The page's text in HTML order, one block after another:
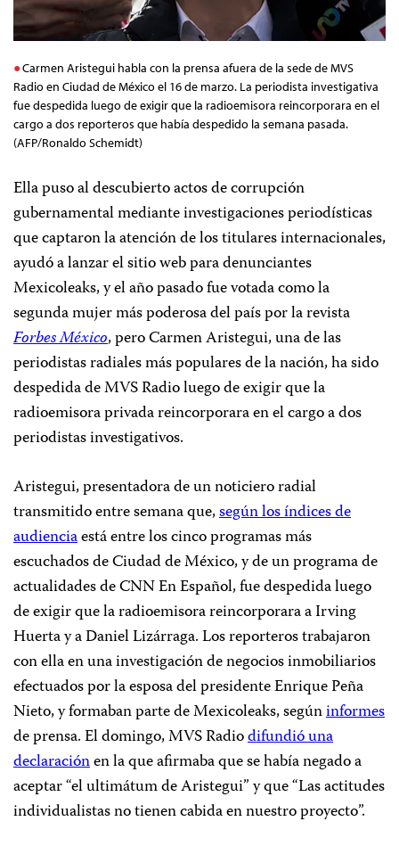
Carmen Aristegui habla con la prensa afuera de la sede de MVS
Radio en Ciudad de México el 16 de marzo. La periodista investigativa
fue despedida luego de exigir que la radioemisora reincorporara en el
cargo a dos reporteros que había despedido la semana pasada.
(AFP/Ronaldo Schemidt)
Ella puso al descubierto actos de corrupción
gubernamental mediante investigaciones periodísticas
que captaron la atención de los titulares internacionales,
ayudó a lanzar el sitio web para denunciantes
Mexicoleaks, y el año pasado fue votada como la
segunda mujer más poderosa del país por la revista
Forbes México, pero Carmen Aristegui, una de las
periodistas radiales más populares de la nación, ha sido
despedida de MVS Radio luego de exigir que la
radioemisora privada reincorporara en el cargo a dos
periodistas investigativos.
Aristegui, presentadora de un noticiero radial
transmitido entre semana que,según los índices de
audienciaestá entre los cinco programas más
escuchados de Ciudad de México, y de un programa de
actualidades de CNN En Español, fue despedida luego
de exigir que la radioemisora reincorporara a Irving
Huerta y a Daniel Lizárraga. Los reporteros trabajaron
con ella en una investigación de negocios inmobiliarios
efectuados por la esposa del presidente Enrique Peña
Nieto, y formaban parte de Mexicoleaks, segúninformes
de prensa. El domingo, MVS Radiodifundió una
declaraciónen la que afirmaba que se había negado a
aceptar “el ultimátum de Aristegui” y que “Las actitudes
individualistas no tienen cabida en nuestro proyecto”.